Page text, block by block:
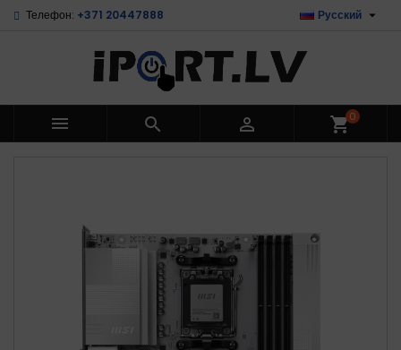
Телефон: +371 20447888 Русский 
   shopping_cart0